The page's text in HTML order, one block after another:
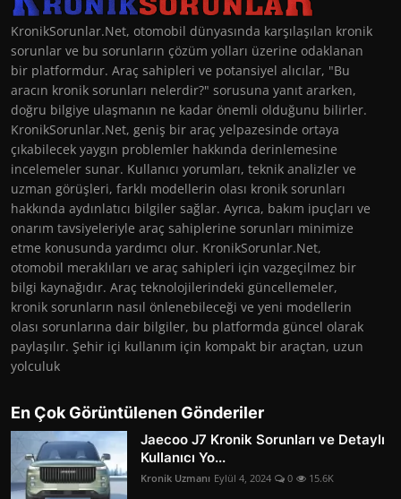
KronikSorunlar.Net, otomobil dünyasında karşılaşılan kronik
sorunlar ve bu sorunların çözüm yolları üzerine odaklanan
bir platformdur. Araç sahipleri ve potansiyel alıcılar, "Bu
aracın kronik sorunları nelerdir?" sorusuna yanıt ararken,
doğru bilgiye ulaşmanın ne kadar önemli olduğunu bilirler.
KronikSorunlar.Net, geniş bir araç yelpazesinde ortaya
çıkabilecek yaygın problemler hakkında derinlemesine
incelemeler sunar. Kullanıcı yorumları, teknik analizler ve
uzman görüşleri, farklı modellerin olası kronik sorunları
hakkında aydınlatıcı bilgiler sağlar. Ayrıca, bakım ipuçları ve
onarım tavsiyeleriyle araç sahiplerine sorunları minimize
etme konusunda yardımcı olur. KronikSorunlar.Net,
otomobil meraklıları ve araç sahipleri için vazgeçilmez bir
bilgi kaynağıdır. Araç teknolojilerindeki güncellemeler,
kronik sorunların nasıl önlenebileceği ve yeni modellerin
olası sorunlarına dair bilgiler, bu platformda güncel olarak
paylaşılır. Şehir içi kullanım için kompakt bir araçtan, uzun
yolculuk
En Çok Görüntülenen Gönderiler
Jaecoo J7 Kronik Sorunları ve Detaylı
Kullanıcı Yo...
Kronik Uzmanı Eylül 4, 2024 0 15.6K